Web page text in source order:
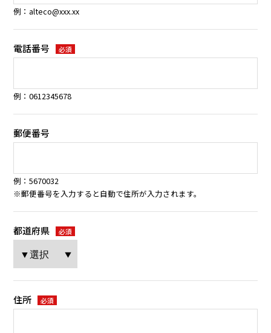
例：alteco@xxx.xx
電話番号 必須
例：0612345678
郵便番号
例：5670032
※郵便番号を入力すると自動で住所が入力されます。
都道府県 必須
住所 必須